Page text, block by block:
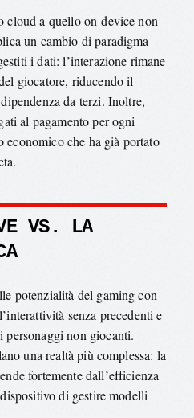
cloud a quello on-device non
un cambio di paradigma
i dati: l’interazione rimane
giocatore, riducendo il
da terzi. Inoltre,
al pagamento per ogni
che ha già portato
VS. LA
potenzialità del gaming con
senza precedenti e
personaggi non giocanti.
una realtà più complessa: la
fortemente dall’efficienza
di gestire modelli